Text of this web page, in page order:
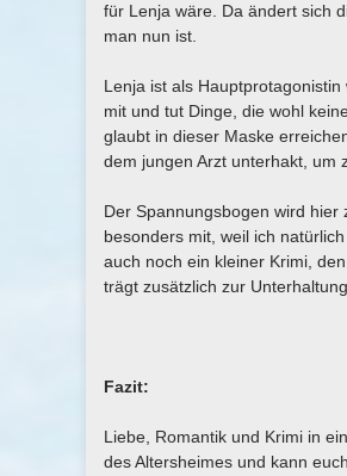
für Lenja wäre. Da ändert sich
man nun ist.
Lenja ist als
mit und tut Dinge, die wohl
glaubt in dieser Maske
dem jungen Arzt unterhakt, um
Der Spannungsbogen wird
besonders mit, weil ich
auch noch ein kleiner Krimi,
trägt zusätzlich zur
Fazit:
Liebe, Romantik und Krimi in
des Altersheimes und kann